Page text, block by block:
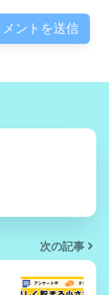
次の記事